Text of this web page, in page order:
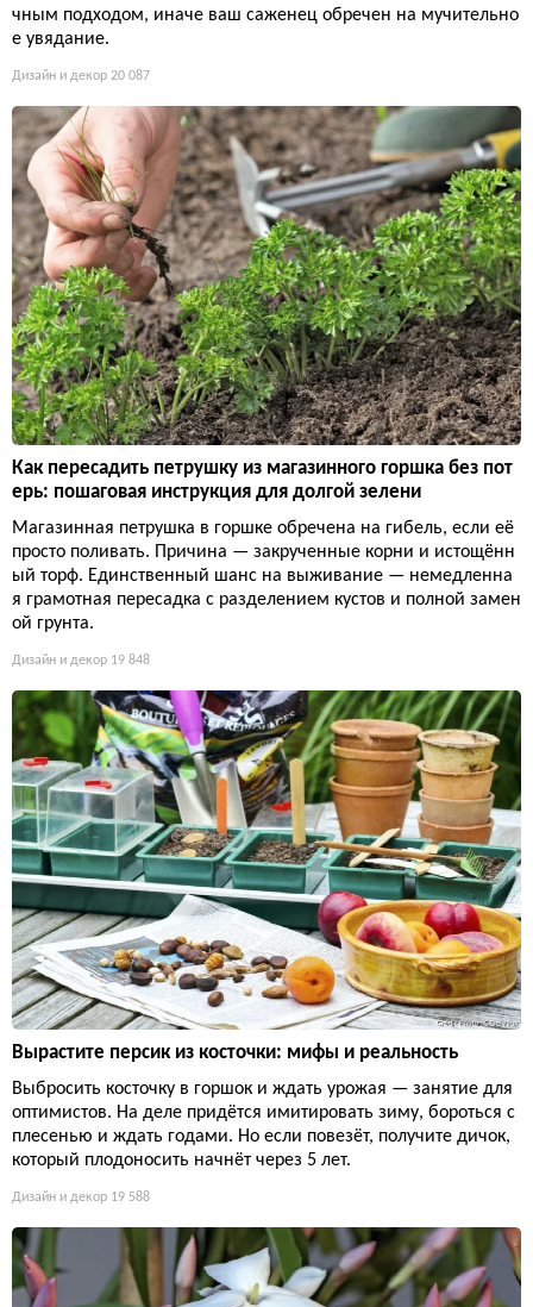
чным подходом, иначе ваш саженец обречен на мучительно
е увядание.
Дизайн и декор 20 087
Как пересадить петрушку из магазинного горшка без пот
ерь: пошаговая инструкция для долгой зелени
Магазинная петрушка в горшке обречена на гибель, если её
просто поливать. Причина — закрученные корни и истощённ
ый торф. Единственный шанс на выживание — немедленна
я грамотная пересадка с разделением кустов и полной замен
ой грунта.
Дизайн и декор 19 848
Вырастите персик из косточки: мифы и реальность
Выбросить косточку в горшок и ждать урожая — занятие для
оптимистов. На деле придётся имитировать зиму, бороться с
плесенью и ждать годами. Но если повезёт, получите дичок,
который плодоносить начнёт через 5 лет.
Дизайн и декор 19 588